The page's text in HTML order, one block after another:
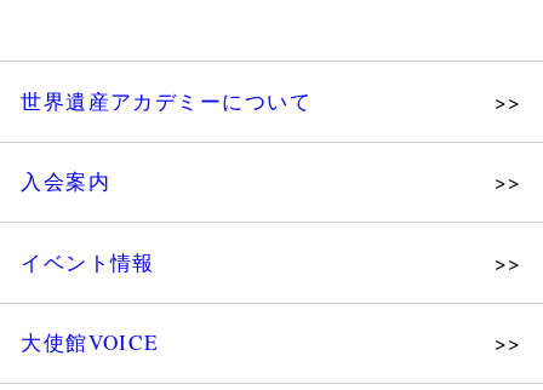
世界遺産アカデミーについて
組織図・役員
入会案内
イベント情報
大使館VOICE